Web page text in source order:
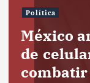
Política
México
de